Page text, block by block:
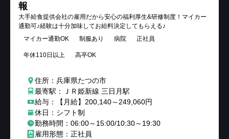
報
大手給食提供会社の雇用だから安心の福利厚生&研修制度！マイカー
通勤可♪経験は十分加味してお給料決定してもらえる♪
マイカー通勤OK
制服あり 病院 正社員
年休110日以上 高卒OK
住所：兵庫県たつの市
最寄駅：ＪＲ姫新線 三日月駅
給与：【月給】200,140～249,060円
休日：シフト制
勤務時間：06:00～15:00/10:30～19:30
雇用形態：正社員